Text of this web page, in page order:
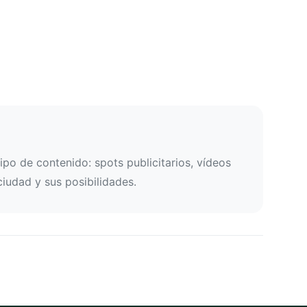
de contenido: spots publicitarios, vídeos
y sus posibilidades.